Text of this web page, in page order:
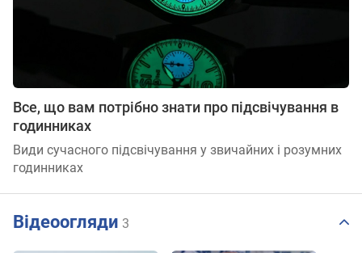
Все, що вам потрібно знати про підсвічування в
годинниках
Види сучасного підсвічування у звичайних і розумних
годинниках
Відеоогляди 3